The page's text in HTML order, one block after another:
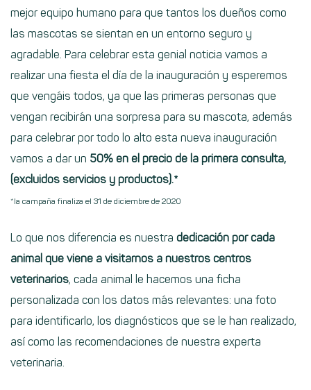
mejor equipo humano para que tantos los dueños como
las mascotas se sientan en un entorno seguro y
agradable. Para celebrar esta genial noticia vamos a
realizar una fiesta el día de la inauguración y esperemos
que vengáis todos, ya que las primeras personas que
vengan recibirán una sorpresa para su mascota, además
para celebrar por todo lo alto esta nueva inauguración
vamos a dar un 50% en el precio de la primera consulta,
(excluidos servicios y productos).*
*la campaña finaliza el 31 de diciembre de 2020
Lo que nos diferencia es nuestra dedicación por cada
animal que viene a visitarnos a nuestros centros
veterinarios, cada animal le hacemos una ficha
personalizada con los datos más relevantes: una foto
para identificarlo, los diagnósticos que se le han realizado,
así como las recomendaciones de nuestra experta
veterinaria.